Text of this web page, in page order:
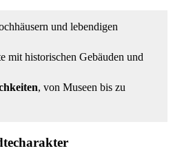
und lebendigen
mit historischen Gebäuden und
, von Museen bis zu